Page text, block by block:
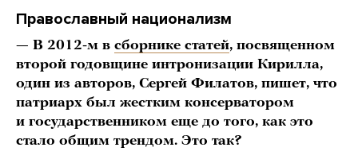
Православный национализм
— В 2012-м в сборнике статей, посвященном
второй годовщине интронизации Кирилла,
один из авторов, Сергей Филатов, пишет, что
патриарх был жестким консерватором
и государственником еще до того, как это
стало общим трендом. Это так?